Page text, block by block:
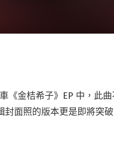
《金桔希子》EP 中，此
面照的版本更是即將突